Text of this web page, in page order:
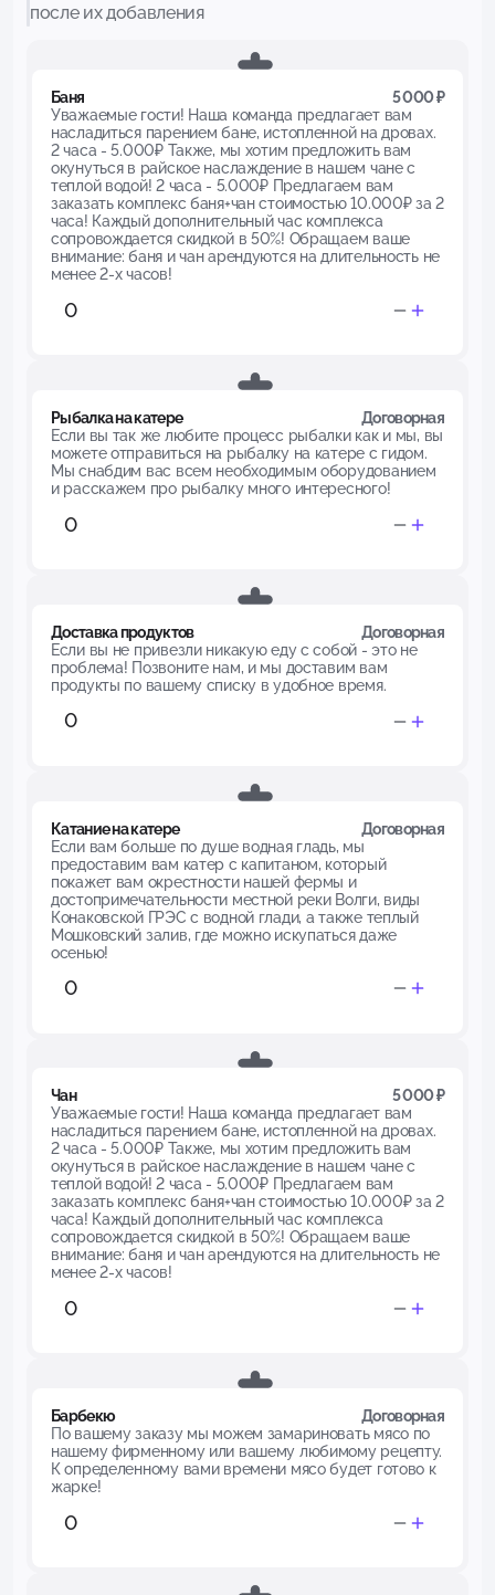
после их добавления
Баня
5 000 ₽
Уважаемые гости! Наша команда предлагает вам
насладиться парением бане, истопленной на дровах.
2 часа - 5.000₽ Также, мы хотим предложить вам
окунуться в райское наслаждение в нашем чане с
теплой водой! 2 часа - 5.000₽ Предлагаем вам
заказать комплекс баня+чан стоимостью 10.000₽ за 2
часа! Каждый дополнительный час комплекса
сопровождается скидкой в 50%! Обращаем ваше
внимание: баня и чан арендуются на длительность не
менее 2-х часов!
Рыбалка на катере
Договорная
Если вы так же любите процесс рыбалки как и мы, вы
можете отправиться на рыбалку на катере с гидом.
Мы снабдим вас всем необходимым оборудованием
и расскажем про рыбалку много интересного!
Доставка продуктов
Договорная
Если вы не привезли никакую еду с собой - это не
проблема! Позвоните нам, и мы доставим вам
продукты по вашему списку в удобное время.
Катание на катере
Договорная
Если вам больше по душе водная гладь, мы
предоставим вам катер с капитаном, который
покажет вам окрестности нашей фермы и
достопримечательности местной реки Волги, виды
Конаковской ГРЭС с водной глади, а также теплый
Мошковский залив, где можно искупаться даже
осенью!
Чан
5 000 ₽
Уважаемые гости! Наша команда предлагает вам
насладиться парением бане, истопленной на дровах.
2 часа - 5.000₽ Также, мы хотим предложить вам
окунуться в райское наслаждение в нашем чане с
теплой водой! 2 часа - 5.000₽ Предлагаем вам
заказать комплекс баня+чан стоимостью 10.000₽ за 2
часа! Каждый дополнительный час комплекса
сопровождается скидкой в 50%! Обращаем ваше
внимание: баня и чан арендуются на длительность не
менее 2-х часов!
Барбекю
Договорная
По вашему заказу мы можем замариновать мясо по
нашему фирменному или вашему любимому рецепту.
К определенному вами времени мясо будет готово к
жарке!